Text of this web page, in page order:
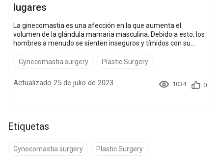
lugares
La ginecomastia es una afección en la que aumenta el
volumen de la glándula mamaria masculina. Debido a esto, los
hombres a menudo se sienten inseguros y tímidos con su
tejido glandular y desarrollar una forma de seno adecuada es
en todo el mundo: 270 000 hombres mejoran sus cuerpos al
someterse a una cirugía de redu...
Gynecomastia surgery Plastic Surgery
Actualizado 25 de julio de 2023 1034 0
Etiquetas
Gynecomastia surgery Plastic Surgery